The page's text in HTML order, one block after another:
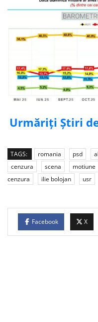
Urmăriți Știri
TAGS: romania psd
cenzura
scena motiune
cenzura
ilie bolojan usr
Facebook X